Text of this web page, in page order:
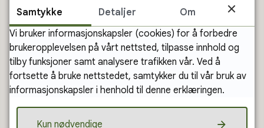
Ta kontakt med den avdelingen du ønsker å
jobbe.
Sist endret 12.02.2026 14:51
Samtykke Detaljer
Om
Vi bruker informasjonskapsler (cookies) for å forbedre
brukeropplevelsen på vårt nettsted, tilpasse innhold og
tilby funksjoner samt analysere trafikken vår. Ved å
fortsette å bruke nettstedet, samtykker du til vår bruk av
informasjonskapsler i henhold til denne erklæringen.
Kun nødvendige